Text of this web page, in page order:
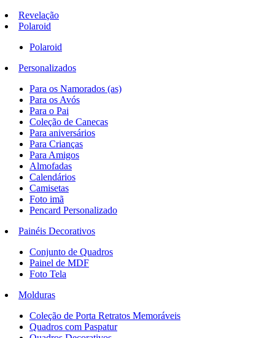
Revelação
Polaroid
Polaroid
Personalizados
Para os Namorados (as)
Para os Avós
Para o Pai
Coleção de Canecas
Para aniversários
Para Crianças
Para Amigos
Almofadas
Calendários
Camisetas
Foto imã
Pencard Personalizado
Painéis Decorativos
Conjunto de Quadros
Painel de MDF
Foto Tela
Molduras
Coleção de Porta Retratos Memoráveis
Quadros com Paspatur